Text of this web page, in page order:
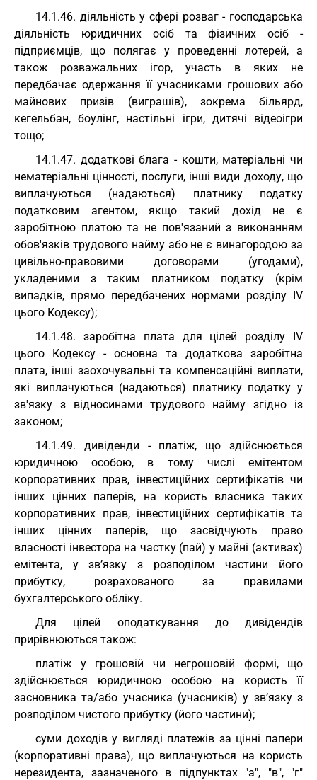
14.1.46. діяльність у сфері розваг - господарська
діяльність юридичних осіб та фізичних осіб -
підприємців, що полягає у проведенні лотерей, а
також розважальних ігор, участь в яких не
передбачає одержання її учасниками грошових або
майнових призів (виграшів), зокрема більярд,
кегельбан, боулінг, настільні ігри, дитячі відеоігри
тощо;
14.1.47. додаткові блага - кошти, матеріальні чи
нематеріальні цінності, послуги, інші види доходу, що
виплачуються (надаються) платнику податку
податковим агентом, якщо такий дохід не є
заробітною платою та не пов'язаний з виконанням
обов'язків трудового найму або не є винагородою за
цивільно-правовими договорами (угодами),
укладеними з таким платником податку (крім
випадків, прямо передбачених нормами розділу IV
цього Кодексу);
14.1.48. заробітна плата для цілей розділу IV
цього Кодексу - основна та додаткова заробітна
плата, інші заохочувальні та компенсаційні виплати,
які виплачуються (надаються) платнику податку у
зв'язку з відносинами трудового найму згідно із
законом;
14.1.49. дивіденди - платіж, що здійснюється
юридичною особою, в тому числі емітентом
корпоративних прав, інвестиційних сертифікатів чи
інших цінних паперів, на користь власника таких
корпоративних прав, інвестиційних сертифікатів та
інших цінних паперів, що засвідчують право
власності інвестора на частку (пай) у майні (активах)
емітента, у зв’язку з розподілом частини його
прибутку, розрахованого за правилами
бухгалтерського обліку.
Для цілей оподаткування до дивідендів
прирівнюються також:
платіж у грошовій чи негрошовій формі, що
здійснюється юридичною особою на користь її
засновника та/або учасника (учасників) у зв’язку з
розподілом чистого прибутку (його частини);
суми доходів у вигляді платежів за цінні папери
(корпоративні права), що виплачуються на користь
нерезидента, зазначеного в підпунктах "а", "в", "г"